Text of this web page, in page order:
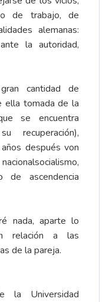
de trabajo, de
alemanas:
la autoridad,
cantidad de
ella tomada de la
se encuentra
recuperación),
después von
de ascendencia
nada, aparte lo
relación a las
de la pareja.
la Universidad